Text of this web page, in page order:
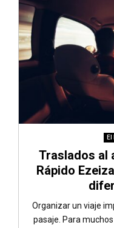
El
Traslados al
Rápido
Organizar un viaje
pasaje. Para